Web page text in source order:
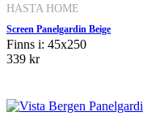
HASTA HOME
Screen Panelgardin Beige
Finns i: 45x250
339 kr